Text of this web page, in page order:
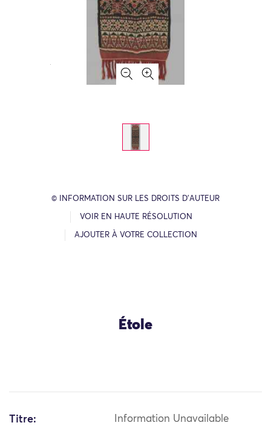
© INFORMATION SUR LES DROITS D’AUTEUR
VOIR EN HAUTE RÉSOLUTION
AJOUTER À VOTRE COLLECTION
Étole
Titre: Information Unavailable